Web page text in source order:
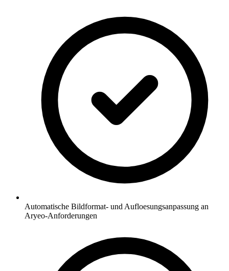
Automatische Bildformat- und Aufloesungsanpassung an
Aryeo-Anforderungen